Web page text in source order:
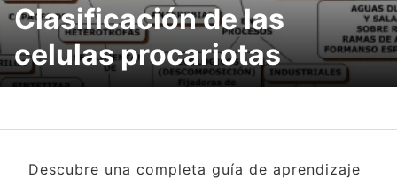
Clasificación de las
celulas procariotas
Descubre una completa guía de aprendizaje